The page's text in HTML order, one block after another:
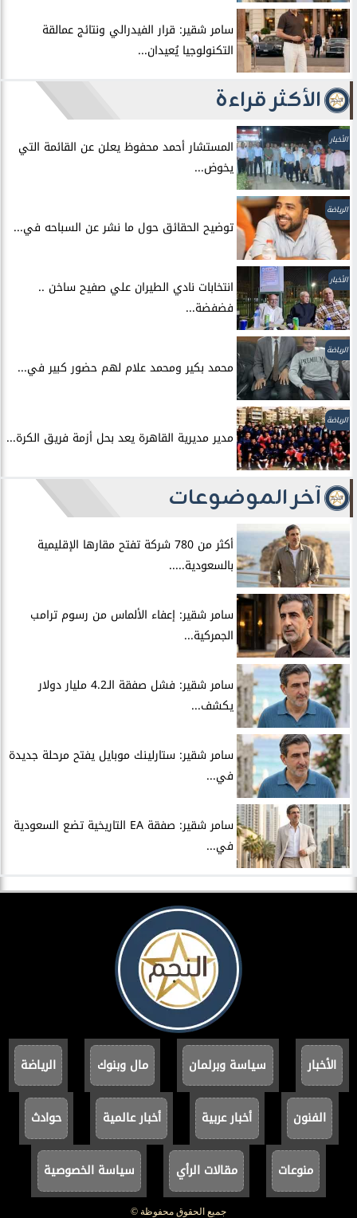
سامر شقير: قرار الفيدرالي ونتائج عمالقة
التكنولوجيا يُعيدان...
الأكثر قراءة
الأخبار
المستشار أحمد محفوظ يعلن عن القائمة التي
يخوض...
الرياضة
توضيح الحقائق حول ما نشر عن السباحه في...
الأخبار
انتخابات نادي الطيران علي صفيح ساخن ..
فضفضة...
الرياضة
محمد بكير ومحمد علام لهم حضور كبير في...
الرياضة
مدير مديرية القاهرة يعد بحل أزمة فريق الكرة...
آخر الموضوعات
أكثر من 780 شركة تفتح مقارها الإقليمية
بالسعودية.....
سامر شقير: إعفاء الألماس من رسوم ترامب
الجمركية...
سامر شقير: فشل صفقة الـ4.2 مليار دولار
يكشف...
سامر شقير: ستارلينك موبايل يفتح مرحلة جديدة
في...
سامر شقير: صفقة EA التاريخية تضع السعودية
في...
الأخبار سياسة وبرلمان مال وبنوك الرياضة
الفنون أخبار عربية أخبار عالمية حوادث
منوعات مقالات الرأي سياسة الخصوصية
جميع الحقوق محفوظة ©